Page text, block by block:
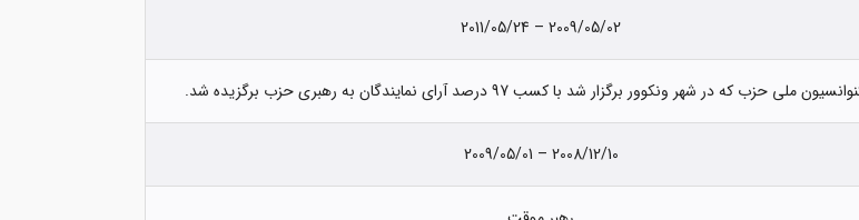
2009/05/02 – 2011/05/24
ملی حزب که در شهر ونکوور برگزار شد با کسب 97 درصد آرای نمایندگان به رهبری حزب برگزیده شد.
2008/12/10 – 2009/05/01